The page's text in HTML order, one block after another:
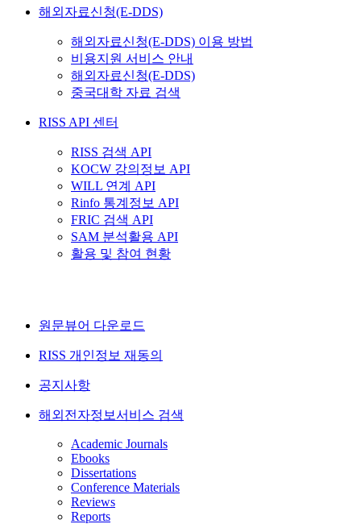
해외자료신청(E-DDS)
해외자료신청(E-DDS) 이용 방법
비용지원 서비스 안내
해외자료신청(E-DDS)
중국대학 자료 검색
RISS API 센터
RISS 검색 API
KOCW 강의정보 API
WILL 연계 API
Rinfo 통계정보 API
FRIC 검색 API
SAM 분석활용 API
활용 및 참여 현황
원문뷰어 다운로드
RISS 개인정보 재동의
공지사항
해외전자정보서비스 검색
Academic Journals
Ebooks
Dissertations
Conference Materials
Reviews
Reports